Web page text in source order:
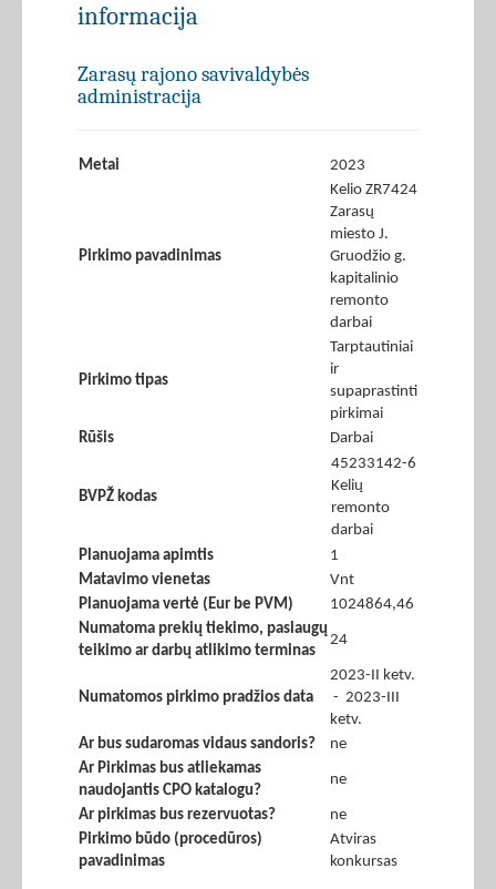
informacija
Zarasų rajono savivaldybės
administracija
Metai 2023
Pirkimo pavadinimas
Kelio ZR7424
Zarasų
miesto J.
Gruodžio g.
kapitalinio
remonto
darbai
Pirkimo tipas
Tarptautiniai
ir
supaprastinti
pirkimai
Rūšis
Darbai
BVPŽ kodas
45233142-6
Kelių
remonto
darbai
Planuojama apimtis
1
Matavimo vienetas
Vnt
Planuojama vertė (Eur be PVM)
1024864,46
Numatoma prekių tiekimo, paslaugų
teikimo ar darbų atlikimo terminas
24
Numatomos pirkimo pradžios data
2023-II ketv.
- 2023-III
ketv.
Ar bus sudaromas vidaus sandoris?
ne
Ar Pirkimas bus atliekamas
naudojantis CPO katalogu?
ne
Ar pirkimas bus rezervuotas?
ne
Pirkimo būdo (procedūros)
pavadinimas
Atviras
konkursas